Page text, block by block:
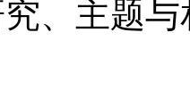
、主题